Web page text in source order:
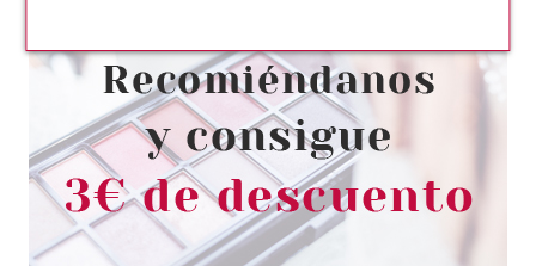
-22% 3.80€